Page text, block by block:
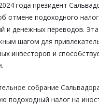
года президент
отмене подоходного
и денежных переводов.
шагом для
инвесторов и
собрание
подоходный налог на